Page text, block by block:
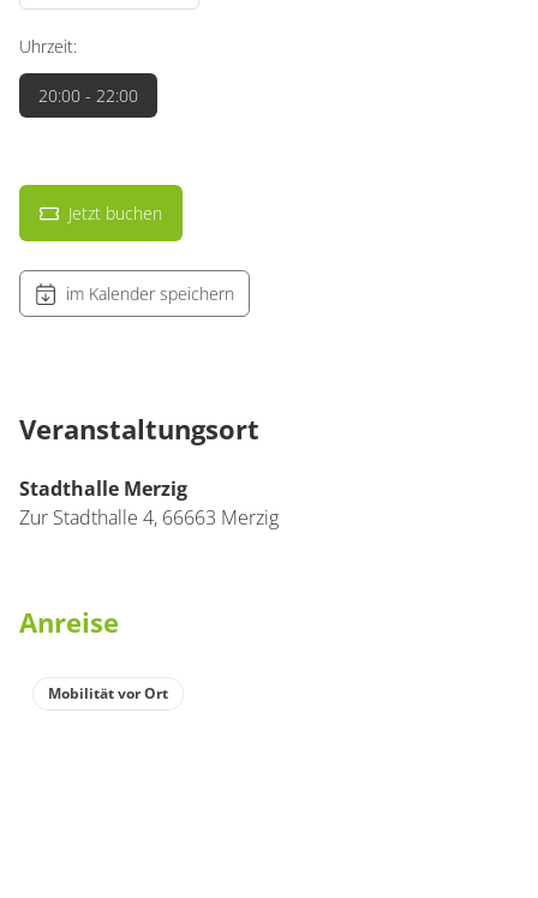
Uhrzeit:
20:00 - 22:00
Jetzt buchen
im Kalender speichern
Veranstaltungsort
Stadthalle Merzig
Zur Stadthalle 4, 66663 Merzig
Anreise
Mobilität vor Ort